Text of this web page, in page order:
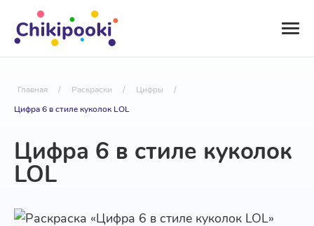
Главная / Раскраски / Цифры
/
Цифра 6 в стиле куколок LOL
Цифра 6 в стиле куколок
LOL